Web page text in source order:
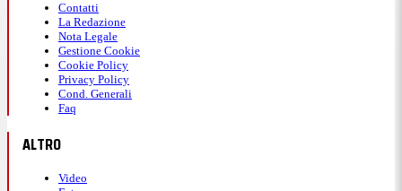
Contatti
La Redazione
Nota Legale
Gestione Cookie
Cookie Policy
Privacy Policy
Cond. Generali
Faq
ALTRO
Video